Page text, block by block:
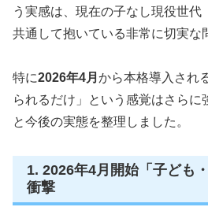
う実感は、現在の子なし現役世
共通して抱いている非常に切実な
特に2026年4月 から本格導入され
られるだけ」という感覚はさらに
と今後の実態を整理しました。
1. 2026年4月開始「子ども
衝撃